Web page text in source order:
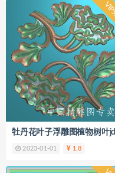
牡丹花叶子浮雕图植物树叶
2023-01-01 1.8